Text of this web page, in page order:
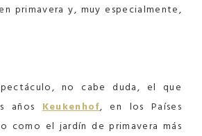
primavera y, muy especialmente,
no cabe duda, el que
añosKeukenhof, en los Países
como el jardín de primavera más